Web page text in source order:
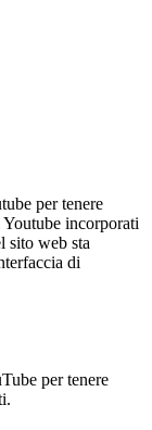
per tenere
incorporati
sito web sta
di
per tenere